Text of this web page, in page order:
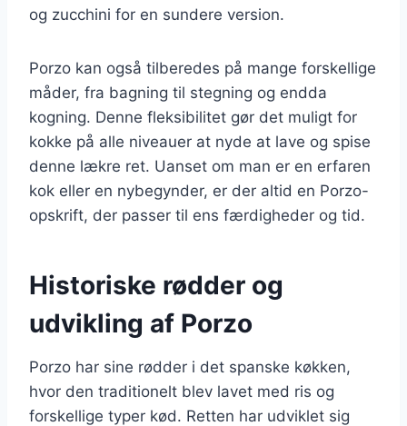
og zucchini for en sundere version.
Porzo kan også tilberedes på mange forskellige
måder, fra bagning til stegning og endda
kogning. Denne fleksibilitet gør det muligt for
kokke på alle niveauer at nyde at lave og spise
denne lækre ret. Uanset om man er en erfaren
kok eller en nybegynder, er der altid en Porzo-
opskrift, der passer til ens færdigheder og tid.
Historiske rødder og
udvikling af Porzo
Porzo har sine rødder i det spanske køkken,
hvor den traditionelt blev lavet med ris og
forskellige typer kød. Retten har udviklet sig